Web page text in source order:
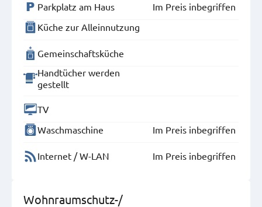
Parkplatz am Haus
Im Preis inbegriffen
Küche zur Alleinnutzung
Gemeinschaftsküche
Handtücher werden
gestellt
TV
Waschmaschine
Im Preis inbegriffen
Internet / W-LAN Im Preis inbegriffen
Wohnraumschutz-/